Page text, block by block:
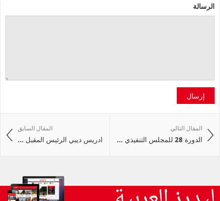
الرسالة
إرسال
المقال السابق
ادريس ديبي الرئيس المقبل ...
المقال التالي
الدورة 28 للمجلس التنفيذي ...